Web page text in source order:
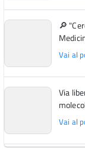
🔎
Vai al
Via
Vai al